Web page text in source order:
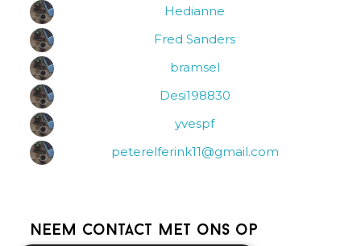
Hedianne
Fred Sanders
bramsel
Desi198830
yvespf
peterelferink11@gmail.com
Neem contact met ons op